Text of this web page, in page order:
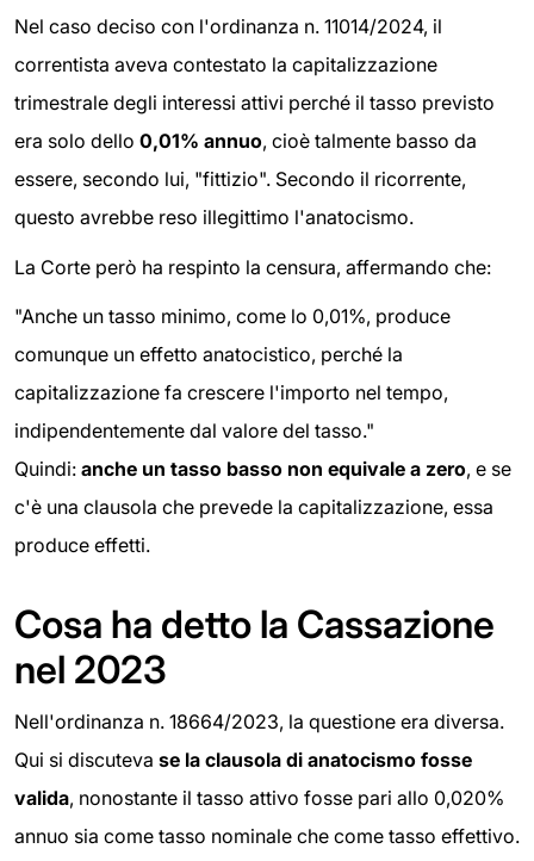
Nel caso deciso con l'ordinanza n. 11014/2024, il
correntista aveva contestato la capitalizzazione
trimestrale degli interessi attivi perché il tasso previsto
era solo dello 0,01% annuo, cioè talmente basso da
essere, secondo lui, "fittizio". Secondo il ricorrente,
questo avrebbe reso illegittimo l'anatocismo.
La Corte però ha respinto la censura, affermando che:
"Anche un tasso minimo, come lo 0,01%, produce
comunque un effetto anatocistico, perché la
capitalizzazione fa crescere l'importo nel tempo,
indipendentemente dal valore del tasso."
Quindi: anche un tasso basso non equivale a zero, e se
c'è una clausola che prevede la capitalizzazione, essa
produce effetti.
Cosa ha detto la Cassazione
nel 2023
Nell'ordinanza n. 18664/2023, la questione era diversa.
Qui si discuteva se la clausola di anatocismo fosse
valida, nonostante il tasso attivo fosse pari allo 0,020%
annuo sia come tasso nominale che come tasso effettivo.